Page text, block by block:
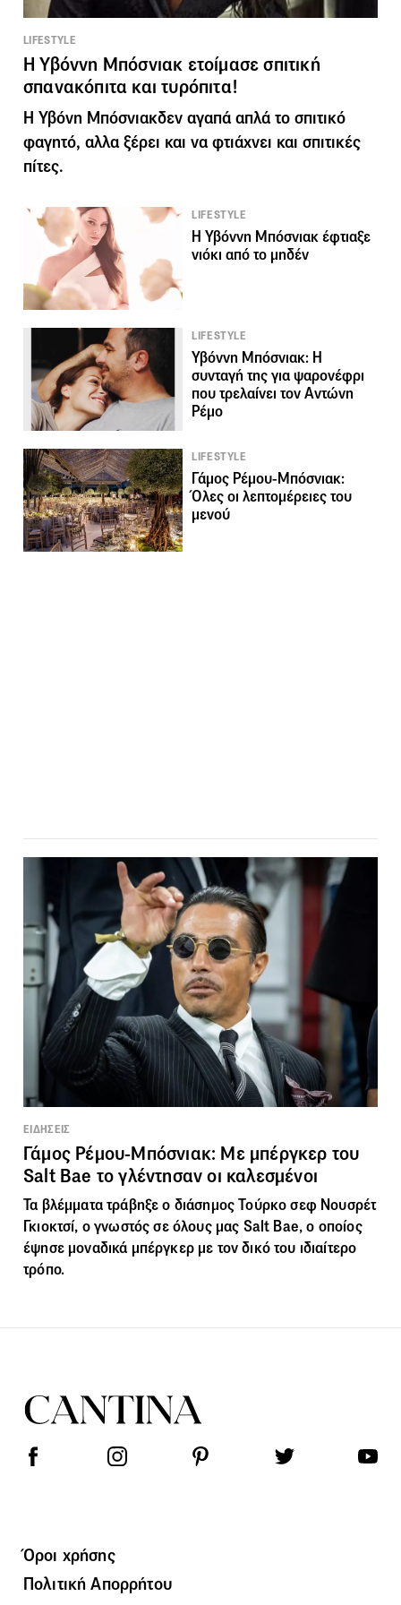
LIFESTYLE
H Υβόννη Μπόσνιακ ετοίμασε σπιτική
σπανακόπιτα και τυρόπιτα!
Η Υβόνη Μπόσνιακδεν αγαπά απλά το σπιτικό
φαγητό, αλλα ξέρει και να φτιάχνει και σπιτικές
πίτες.
LIFESTYLE
Η Υβόννη Μπόσνιακ έφτιαξε
νιόκι από το μηδέν
LIFESTYLE
Υβόννη Μπόσνιακ: Η
συνταγή της για ψαρονέφρι
που τρελαίνει τον Αντώνη
Ρέμο
LIFESTYLE
Γάμος Ρέμου-Μπόσνιακ:
Όλες οι λεπτομέρειες του
μενού
ΕΙΔΗΣΕΙΣ
Γάμος Ρέμου-Μπόσνιακ: Με μπέργκερ του
Salt Bae το γλέντησαν οι καλεσμένοι
Τα βλέμματα τράβηξε ο διάσημος Τούρκο σεφ Νουσρέτ
Γκιοκτσί, ο γνωστός σε όλους μας Salt Bae, ο οποίος
έψησε μοναδικά μπέργκερ με τον δικό του ιδιαίτερο
τρόπο.
Όροι χρήσης
Πολιτική Απορρήτου